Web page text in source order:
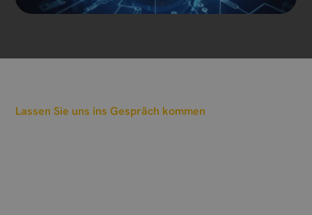
Lassen Sie uns ins Gespräch kommen